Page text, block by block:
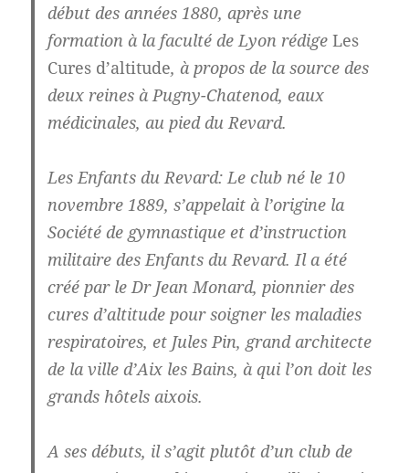
début des années 1880, après une
formation à la faculté de Lyon rédige Les
Cures d’altitude, à propos de la source des
deux reines à Pugny-Chatenod, eaux
médicinales, au pied du Revard.
Les Enfants du Revard: Le club né le 10
novembre 1889, s’appelait à l’origine la
Société de gymnastique et d’instruction
militaire des Enfants du Revard. Il a été
créé par le Dr Jean Monard, pionnier des
cures d’altitude pour soigner les maladies
respiratoires, et Jules Pin, grand architecte
de la ville d’Aix les Bains, à qui l’on doit les
grands hôtels aixois.
A ses débuts, il s’agit plutôt d’un club de